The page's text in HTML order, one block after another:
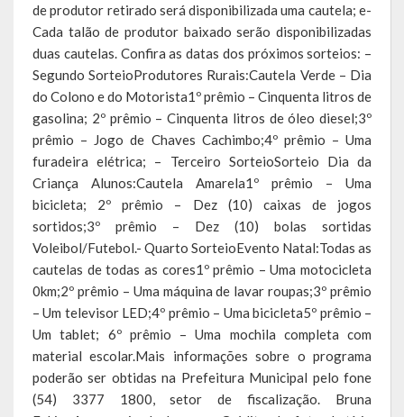
Cultura e Turismo
Calendário de Eventos
Galeria de Fotos
Publicações
Conselhos Municipais
Planos
Contas Públicas
Demonstrativos Contábeis
Leis Orçamentárias
Leis e Decretos
de produtor retirado será disponibilizada uma cautela; e-
Cada talão de produtor baixado serão disponibilizadas
duas cautelas. Confira as datas dos próximos sorteios: –
Segundo SorteioProdutores Rurais:Cautela Verde – Dia
do Colono e do Motorista1º prêmio – Cinquenta litros de
gasolina; 2º prêmio – Cinquenta litros de óleo diesel;3º
prêmio – Jogo de Chaves Cachimbo;4º prêmio – Uma
furadeira elétrica; – Terceiro SorteioSorteio Dia da
Criança Alunos:Cautela Amarela1º prêmio – Uma
bicicleta; 2º prêmio – Dez (10) caixas de jogos
sortidos;3º prêmio – Dez (10) bolas sortidas
Voleibol/Futebol.- Quarto SorteioEvento Natal:Todas as
cautelas de todas as cores1º prêmio – Uma motocicleta
0km;2º prêmio – Uma máquina de lavar roupas;3º prêmio
– Um televisor LED;4º prêmio – Uma bicicleta5º prêmio –
Um tablet; 6º prêmio – Uma mochila completa com
material escolar.Mais informações sobre o programa
poderão ser obtidas na Prefeitura Municipal pelo fone
(54) 3377 1800, setor de fiscalização. Bruna